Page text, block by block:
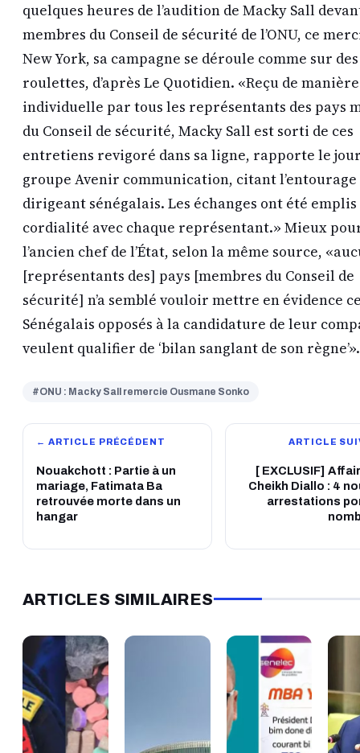
quelques heures de l’audition de Macky Sall
membres du Conseil de sécurité de l’ONU, ce
New York, sa campagne se déroule comme sur des
roulettes, d’après Le Quotidien. «Reçu de manière
individuelle par tous les représentants des pays
du Conseil de sécurité, Macky Sall est sorti de ces
entretiens revigoré dans sa ligne, rapporte le
groupe Avenir communication, citant l’entourage
dirigeant sénégalais. Les échanges ont été emplis
cordialité avec chaque représentant.» Mieux
l’ancien chef de l’État, selon la même source,
[représentants des] pays [membres du Conseil de
sécurité] n’a semblé vouloir mettre en évidence
Sénégalais opposés à la candidature de leur
veulent qualifier de ‘bilan sanglant de son règne’».
#ONU : Macky Sall remercie Ousmane Sonko
← ARTICLE PRÉCÉDENT
Nouakchott : Partie à un
mariage, Fatimata Ba
retrouvée morte dans un
hangar
ARTICLE
[ EXCLUSIF]
Cheikh Diallo : 4
arrestations
ARTICLES SIMILAIRES